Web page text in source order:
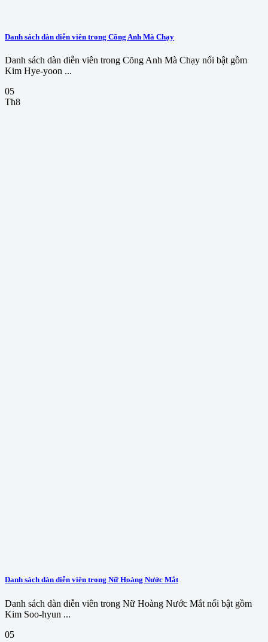
Danh sách dàn diễn viên trong Cõng Anh Mà Chạy
Danh sách dàn diễn viên trong Cõng Anh Mà Chạy nổi bật gồm
Kim Hye-yoon ...
05
Th8
Danh sách dàn diễn viên trong Nữ Hoàng Nước Mắt
Danh sách dàn diễn viên trong Nữ Hoàng Nước Mắt nổi bật gồm
Kim Soo-hyun ...
05